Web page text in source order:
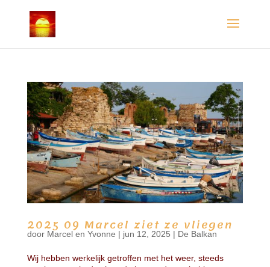
2025 09 Marcel ziet ze vliegen
door Marcel en Yvonne | jun 12, 2025 | De Balkan
Wij hebben werkelijk getroffen met het weer, steeds